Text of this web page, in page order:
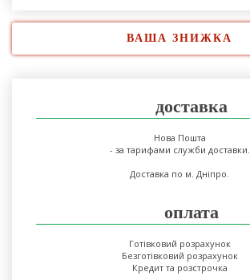
ВАША ЗНИЖКА
доставка
Нова Пошта
- за тарифами служби доставки.
Доставка по м. Дніпро.
оплата
Готівковий розрахунок
Безготівковий розрахунок
Кредит та розстрочка